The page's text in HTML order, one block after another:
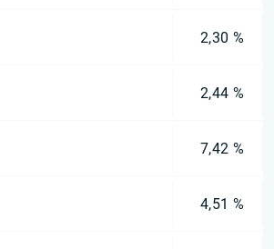
2,30 %
2,44 %
7,42 %
4,51 %